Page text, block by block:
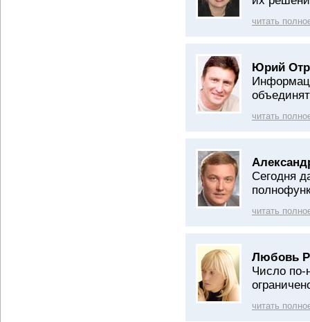
читать
Юрий
читать
Сегодня
читать
Любовь
Число по-
читать